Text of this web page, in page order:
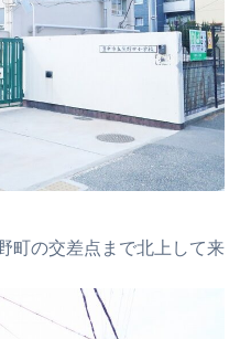
町の交差点まで北上して来